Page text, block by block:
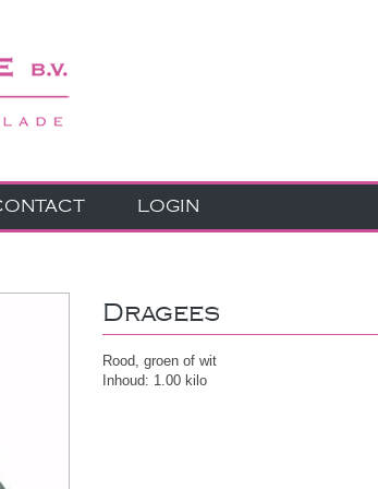
LOGIN
Dragees
Rood, groen of wit
Inhoud: 1.00 kilo